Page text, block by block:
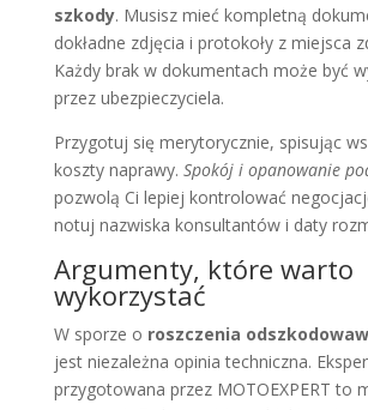
szkody. Musisz mieć kompletną
dokładne zdjęcia i protokoły z miejsca
Każdy brak w dokumentach może być
przez ubezpieczyciela.
Przygotuj się merytorycznie, spisując
koszty naprawy. Spokój i opanowanie
pozwolą Ci lepiej kontrolować
notuj nazwiska konsultantów i daty
Argumenty, które warto
wykorzystać
W sporze o roszczenia
jest niezależna opinia techniczna.
przygotowana przez MOTOEXPERT to